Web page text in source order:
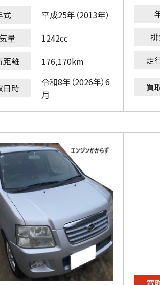
式
平成25年（2013年）
量
1242cc
距離
176,170km
日時
令和8年（2026年）6
月
走
買